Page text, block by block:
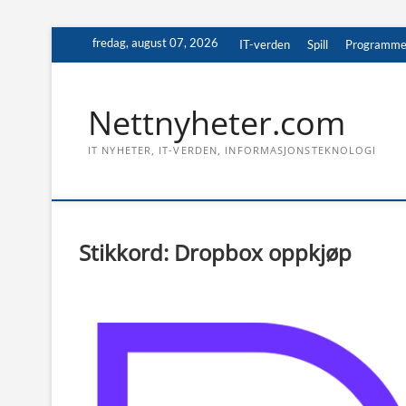
fredag, august 07, 2026 IT-verden Spill
Nettnyheter.com
IT NYHETER, IT-VERDEN, INFORMASJONSTEKNOLOGI
Stikkord: Dropbox oppkjøp